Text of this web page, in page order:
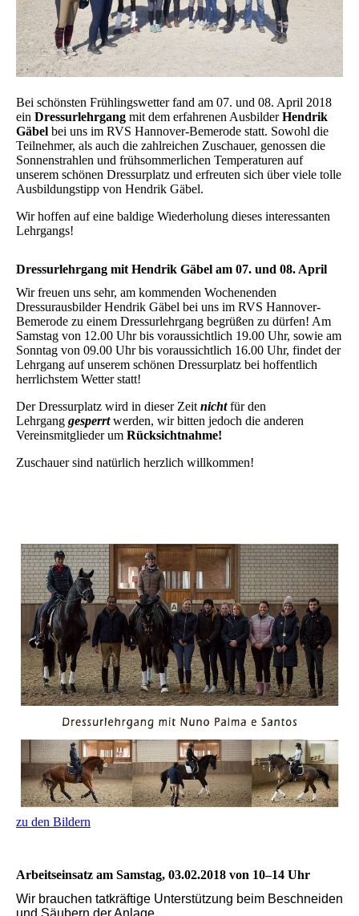
Bei schönsten Frühlingswetter fand am 07. und 08. April 2018
ein Dressurlehrgang mit dem erfahrenen AusbilderHendrik
Gäbel bei uns im RVS Hannover-Bemerode statt. Sowohl die
Teilnehmer, als auch die zahlreichen Zuschauer, genossen die
Sonnenstrahlen und frühsommerlichen Temperaturen auf
unserem schönen Dressurplatz und erfreuten sich über viele tolle
Ausbildungstipp von Hendrik Gäbel.
Wir hoffen auf eine baldige Wiederholung dieses interessanten
Lehrgangs!
Dressurlehrgang mit Hendrik Gäbel am 07. und 08. April
Wir freuen uns sehr, am kommenden Wochenenden
Dressurausbilder Hendrik Gäbel bei uns im RVS Hannover-
Bemerode zu einem Dressurlehrgang begrüßen zu dürfen! Am
Samstag von 12.00 Uhr bis voraussichtlich 19.00 Uhr, sowie am
Sonntag von 09.00 Uhr bis voraussichtlich 16.00 Uhr, findet der
Lehrgang auf unserem schönen Dressurplatz bei hoffentlich
herrlichstem Wetter statt!
Der Dressurplatz wird in dieser Zeit nichtfür den
Lehrgang gesperrtwerden, wir bitten jedoch die anderen
Vereinsmitglieder um Rücksichtnahme!
Zuschauer sind natürlich herzlich willkommen!
zu den Bildern
Arbeitseinsatz am Samstag, 03.02.2018 von 10–14 Uhr
Wir brauchen tatkräftige Unterstützung beim Beschneiden
und Säubern der Anlage.